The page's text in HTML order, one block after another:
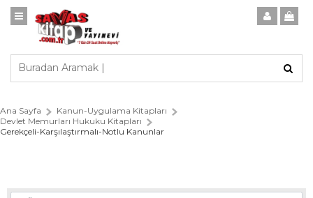
Ana Sayfa
Kanun-Uygulama Kitapları
Devlet Memurları Hukuku Kitapları
Gerekçeli-Karşılaştırmalı-Notlu Kanunlar